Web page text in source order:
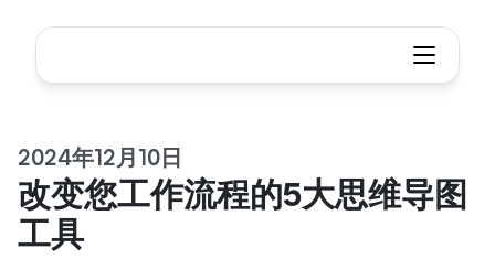
2024年12月10日
改变您工作流程的5大思维导图
工具